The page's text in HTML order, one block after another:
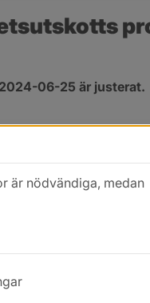
06-25 är justerat.
är nödvändiga, medan